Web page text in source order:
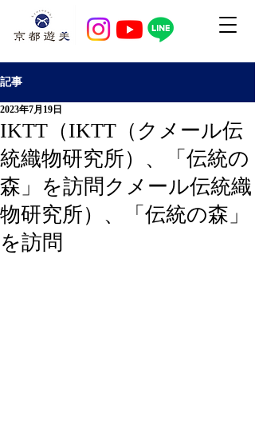
記事
IKTT（IKTT（クメール伝
統織物研究所）、「伝統の
森」を訪問クメール伝統織
物研究所）、「伝統の森」
を訪問
2023年7月19日